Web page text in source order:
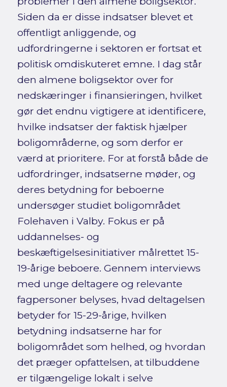
Siden da er disse indsatser blevet et
offentligt anliggende, og
udfordringerne i sektoren er fortsat et
politisk omdiskuteret emne. I dag står
den almene boligsektor over for
nedskæringer i finansieringen, hvilket
gør det endnu vigtigere at identificere,
hvilke indsatser der faktisk hjælper
boligområderne, og som derfor er
værd at prioritere. For at forstå både de
udfordringer, indsatserne møder, og
deres betydning for beboerne
undersøger studiet boligområdet
Folehaven i Valby. Fokus er på
uddannelses- og
beskæftigelsesinitiativer målrettet 15-
19-årige beboere. Gennem interviews
med unge deltagere og relevante
fagpersoner belyses, hvad deltagelsen
betyder for 15-29-årige, hvilken
betydning indsatserne har for
boligområdet som helhed, og hvordan
det præger opfattelsen, at tilbuddene
er tilgængelige lokalt i selve